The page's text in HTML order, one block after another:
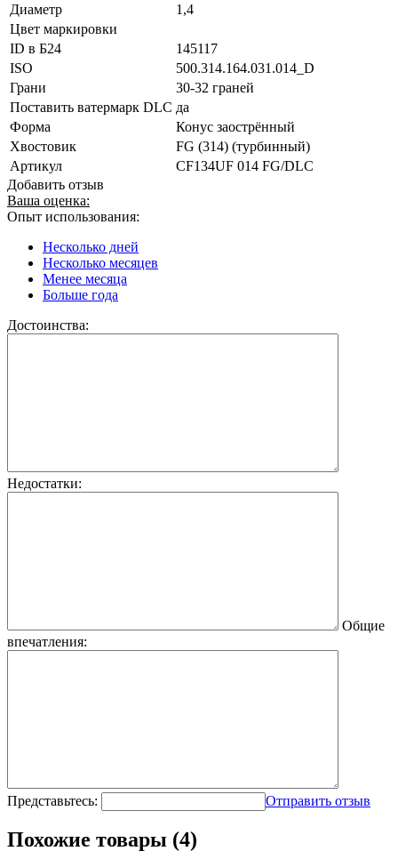
Диаметр
1,4
Цвет маркировки
ID в Б24
145117
ISO
500.314.164.031.014_D
Грани
30-32 граней
Поставить ватермарк DLC да
Форма
Конус заострённый
Хвостовик
FG (314) (турбинный)
Артикул
CF134UF 014 FG/DLC
Добавить отзыв
Ваша оценка:
Опыт использования:
Несколько дней
Несколько месяцев
Менее месяца
Больше года
Достоинства:
Недостатки:
Общие
впечатления:
Представьтесь: Отправить отзыв
Похожие товары (4)